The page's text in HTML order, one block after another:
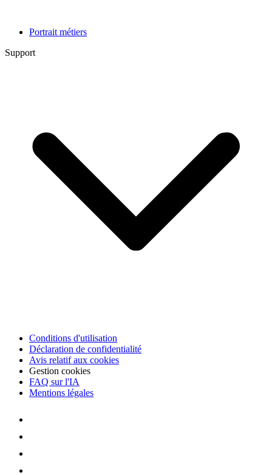
Portrait métiers
Support
Conditions d'utilisation
Déclaration de confidentialité
Avis relatif aux cookies
Gestion cookies
FAQ sur l'IA
Mentions légales